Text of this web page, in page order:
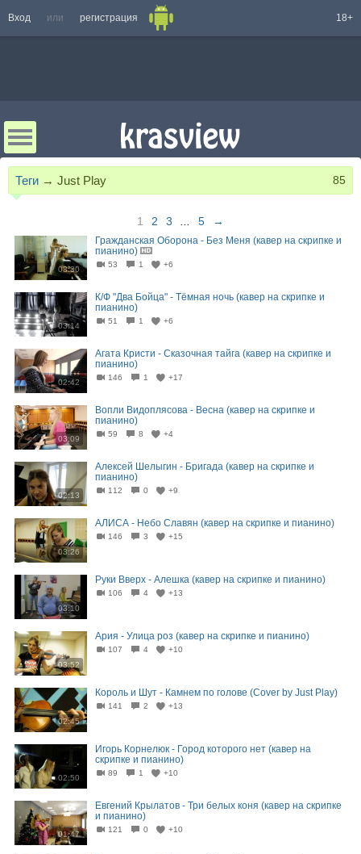
Вход или регистрация 18+
Теги → Just Play 85
1 2 3 5 →
03:30
Гражданская Оборона - Без Меня (кавер на скрипке и
пианино)
53 1 +6
03:14
К/Ф "Два Бойца" - Тёмная ночь (кавер на скрипке и
пианино)
51 1 +6
02:42
Агата Кристи - Сказочная тайга (кавер на скрипке и
пианино)
146 1 +17
03:09
Вопли Видоплясова - Весна (кавер на скрипке и
пианино)
59 8 +4
02:13
Алексей Шелыгин - Бригада (кавер на скрипке и
пианино)
112 0 +9
03:26
АЛИСА - Небо Славян (кавер на скрипке и пианино)
146 3 +15
03:10
Руки Вверх - Алешка (кавер на скрипке и пианино)
106 4 +13
03:52
Ария - Улица роз (кавер на скрипке и пианино)
107 4 +10
02:45
Король и Шут - Камнем по голове (Cover by Just Play)
141 2 +13
02:50
Игорь Корнелюк - Город которого нет (кавер на
скрипке и пианино)
89 1 +10
01:47
Евгений Крылатов - Три белых коня (кавер на скрипке
и пианино)
121 0 +10